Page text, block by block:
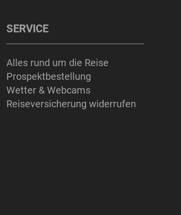
SERVICE
Alles rund um die Reise
Prospektbestellung
Wetter & Webcams
Reiseversicherung widerrufen